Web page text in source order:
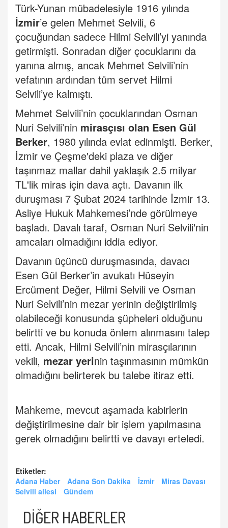
Türk-Yunan mübadelesiyle 1916 yılında
İzmir’e gelen Mehmet Selvili, 6
çocuğundan sadece Hilmi Selvili’yi yanında
getirmişti. Sonradan diğer çocuklarını da
yanına almış, ancak Mehmet Selvili’nin
vefatının ardından tüm servet Hilmi
Selvili’ye kalmıştı.
Mehmet Selvili’nin çocuklarından Osman
Nuri Selvili’nin mirasçısı olan Esen Gül
Berker, 1980 yılında evlat edinmişti. Berker,
İzmir ve Çeşme'deki plaza ve diğer
taşınmaz mallar dahil yaklaşık 2.5 milyar
TL'lik miras için dava açtı. Davanın ilk
duruşması 7 Şubat 2024 tarihinde İzmir 13.
Asliye Hukuk Mahkemesi’nde görülmeye
başladı. Davalı taraf, Osman Nuri Selvili'nin
amcaları olmadığını iddia ediyor.
Davanın üçüncü duruşmasında, davacı
Esen Gül Berker’in avukatı Hüseyin
Ercüment Değer, Hilmi Selvili ve Osman
Nuri Selvili’nin mezar yerinin değiştirilmiş
olabileceği konusunda şüpheleri olduğunu
belirtti ve bu konuda önlem alınmasını talep
etti. Ancak, Hilmi Selvili’nin mirasçılarının
vekili, mezar yerinin taşınmasının mümkün
olmadığını belirterek bu talebe itiraz etti.
Mahkeme, mevcut aşamada kabirlerin
değiştirilmesine dair bir işlem yapılmasına
gerek olmadığını belirtti ve davayı erteledi.
Etiketler:
Adana Haber
Adana Son Dakika İzmir
Miras Davası
Selvili ailesi
Gündem
DİĞER HABERLER